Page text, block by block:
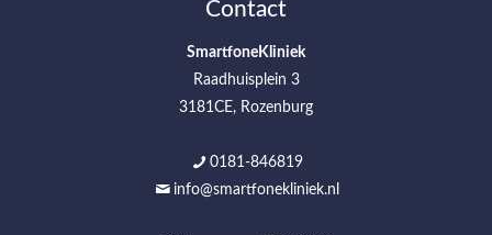
Contact
SmartfoneKliniek
Raadhuisplein 3
3181CE, Rozenburg
0181-846819
info@smartfonekliniek.nl